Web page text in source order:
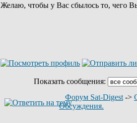
Желаю, чтобы у Вас сбылось то, чего
Показать сообщения:
Форум Sat-Digest ->
Обсуждения.